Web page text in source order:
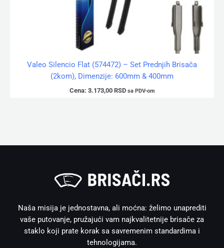
Valeo Silencio Flat (574472) – Set Prednjih Brisača
(2kom), Dimenzije: 600mm & 400mm
Cena: 3.173,00 RSD sa PDV-om
Naša misija je jednostavna, ali moćna: želimo unaprediti
vaše putovanje, pružajući vam najkvalitetnije brisače za
staklo koji prate korak sa savremenim standardima i
tehnologijama.